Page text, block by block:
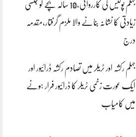
جہلم پولیس کی کارروائی،10 سالہ بچے کو جنسی
زیادتی کا نشانہ بنانے والا ملزم گرفتار،مقدمہ
درج
جہلم رکشہ اور ٹریلر میں تصادم رکشہ ڈرائیور اور
ایک عورت زخمی ٹریلر کا ڈرائیور فرار ہونے
میں کامیاب